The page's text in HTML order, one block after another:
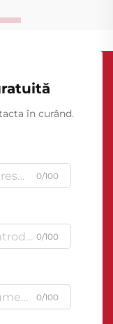
în curând.
0/100
0/100
0/100